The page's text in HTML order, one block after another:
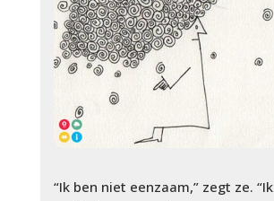
“Ik ben niet eenzaam,” zegt ze. “Ik